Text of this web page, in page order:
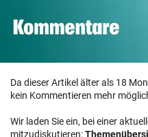
Da dieser Artikel älter als 18
kein Kommentieren mehr
Wir laden Sie ein, bei einer
mitzudiskutieren: